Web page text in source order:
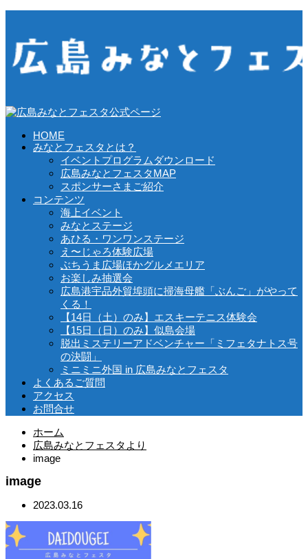
HOME
みなとフェスタとは？
イベントプログラムダウンロード
広島みなとフェスタMAP
スポンサーさまご紹介
コンテンツ
海上イベント
みなとステージ
あひる・ワンワンステージ
え〜じゃろ体験広場
ぶちうま広場ほかグルメエリア
お楽しみ抽選会
広島港宇品外貿埠頭に掃海母艦「ぶんご」がやって
くる！
【14日（土）のみ】エスキーテニス体験会
【15日（日）のみ】似島会場
脱出ミステリーアドベンチャー「ミフェタナトス号
の決闘」
ミニミニ外国 in 広島みなとフェスタ
よくあるご質問
アクセス
お問合せ
ホーム
広島みなとフェスタより
image
image
2023.03.16